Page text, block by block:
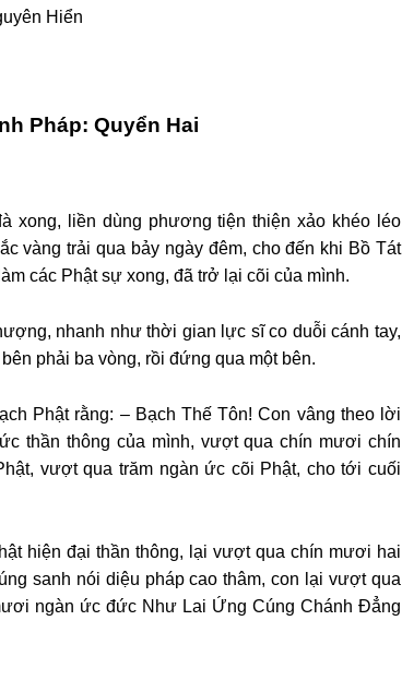
Hiển
Pháp: Quyển Hai
xong, liền dùng phương tiện thiện xảo khéo léo
vàng trải qua bảy ngày đêm, cho đến khi Bồ Tát
các Phật sự xong, đã trở lại cõi của mình.
nhanh như thời gian lực sĩ co duỗi cánh tay,
phải ba vòng, rồi đứng qua một bên.
Phật rằng: – Bạch Thế Tôn! Con vâng theo lời
thần thông của mình, vượt qua chín mươi chín
vượt qua trăm ngàn ức cõi Phật, cho tới cuối
hiện đại thần thông, lại vượt qua chín mươi hai
sanh nói diệu pháp cao thâm, con lại vượt qua
ngàn ức đức Như Lai Ứng Cúng Chánh Đẳng